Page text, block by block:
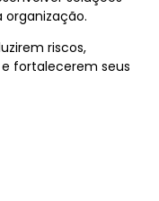
organização.
riscos,
fortalecerem seus